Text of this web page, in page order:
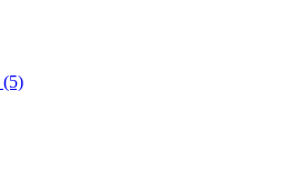
(5)